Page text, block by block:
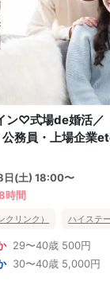
ン♡式場de婚活／
務員・上場企業
日(土) 18:00〜
時間
リンク） ハイステ
29〜40歳 500円
30〜40歳 5,000円